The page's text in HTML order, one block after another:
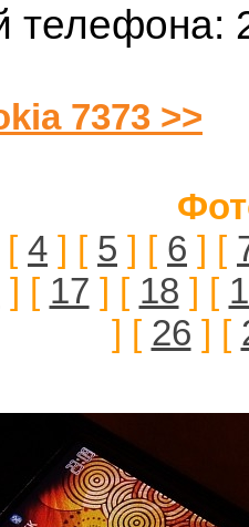
телефона:
7373 >>
[ 4 ] [ 5 ] [ 6 ] [
] [ 17 ] [ 18 ] [
] [ 26 ] [